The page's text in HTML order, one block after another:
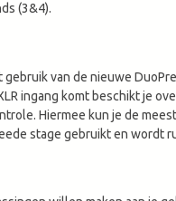
(3&4).
gebruik van de nieuwe
ingang komt beschikt je
Hiermee kun je de
stage gebruikt en wordt